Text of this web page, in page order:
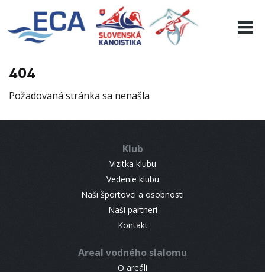
404
Požadovaná stránka sa nenašla
Klub
Vizitka klubu
Vedenie klubu
Naši športovci a osobnosti
Naši partneri
Kontakt
Areal vodného slalomu
O areáli
EURO 19
INFO
RESULTS
CONTACT